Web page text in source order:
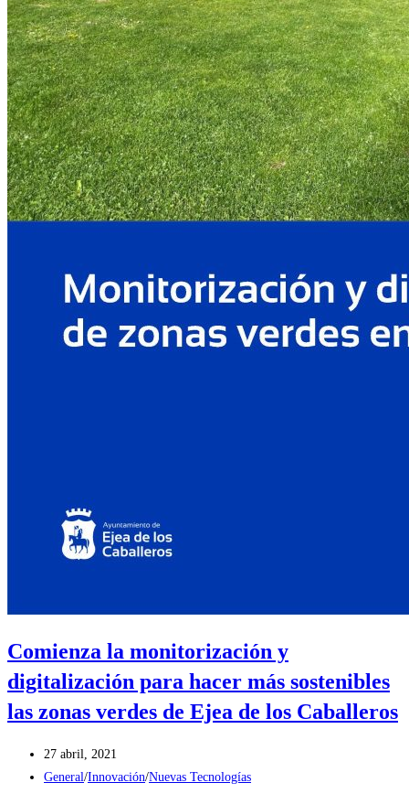
de
los
Caballeros
Comienza la monitorización y
digitalización para hacer más sostenibles
las zonas verdes de Ejea de los Caballeros
Publicación
de
27 abril, 2021
Categoría
General/Innovación/Nuevas Tecnologías